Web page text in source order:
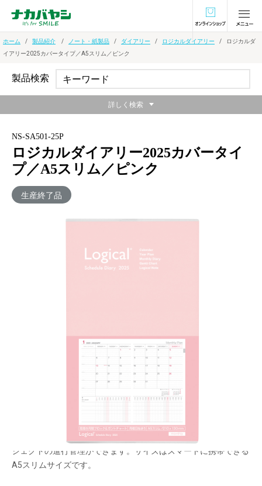
オンラインショ
ホーム 製品紹介 ノート・紙製品 ダイアリー ロジカルダイアリー
ロジカルダ
イアリー2025カバータイプ／A5スリム／ピンク
NS-SA501-25P
ロジカルダイアリー2025カバータイ
プ／A5スリム／ピンク
生産終了品
ー。見開き1ページで、月間ブロックとガントチャートの両方を
見ることができるレイアウトです。一か月の予定を見ながらプロ
ジェクトの進行管理ができます。サイズはスマートに携帯できる
A5スリムサイズです。
製品検索
詳しく検索